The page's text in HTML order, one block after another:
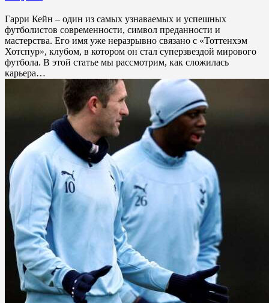
Гарри Кейн – один из самых узнаваемых и успешных
футболистов современности, символ преданности и
мастерства. Его имя уже неразрывно связано с «Тоттенхэм
Хотспур», клубом, в котором он стал суперзвездой мирового
футбола. В этой статье мы рассмотрим, как сложилась
карьера…